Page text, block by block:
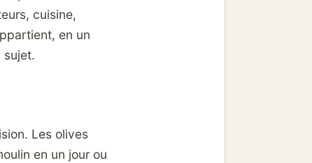
cuisine,
en un
sujet.
Les olives
en un jour ou